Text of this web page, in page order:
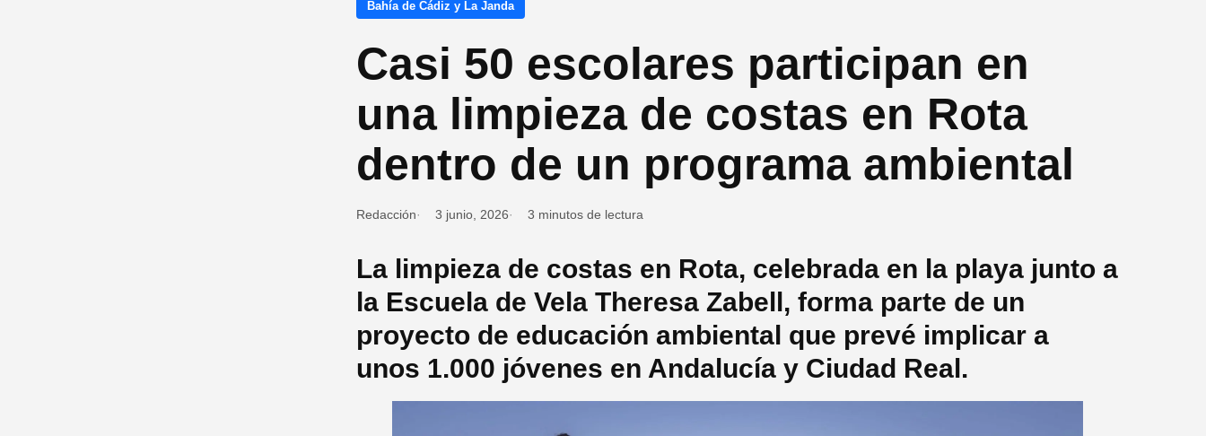
Bahía de Cádiz y La Janda
Casi 50 escolares participan en
una limpieza de costas en Rota
dentro de un programa ambiental
Redacción 3 junio, 2026 3 minutos de lectura
La limpieza de costas en Rota, celebrada en la playa junto a
la Escuela de Vela Theresa Zabell, forma parte de un
proyecto de educación ambiental que prevé implicar a
unos 1.000 jóvenes en Andalucía y Ciudad Real.